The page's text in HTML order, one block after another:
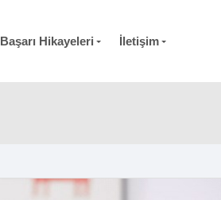
Başarı Hikayeleri İletişim